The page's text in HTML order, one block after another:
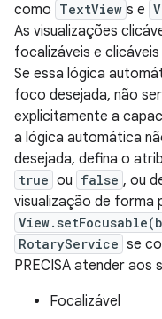
como TextView s e
As visualizações
focalizáveis e
Se essa lógica
foco desejada, não
explicitamente a
a lógica automática
desejada, defina o
true ou false , ou
visualização de forma
RotaryService se
PRECISA atender aos
Focalizável